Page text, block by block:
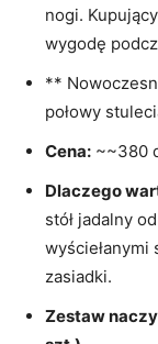
nogi.
wygodę
**
połowy
Cena: ~~380
Dlaczego
stół jadalny
wyściełanymi
zasiadki.
Zestaw